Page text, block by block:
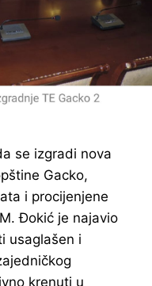
se izgradi nova
Gacko,
i procijenjene
Đokić je najavio
usaglašen i
krenuti u